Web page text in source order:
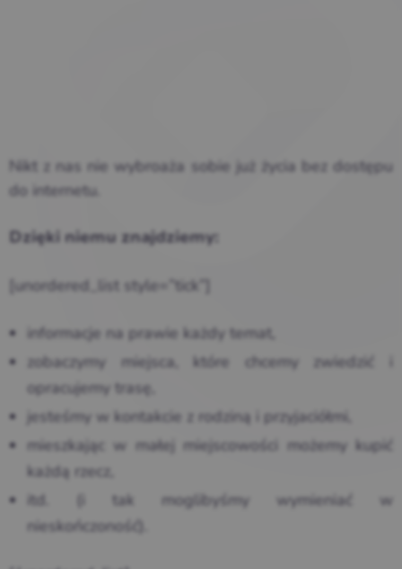
Nikt z nas nie wybroaża sobie już życia bez dostępu
do internetu.
Dzięki niemu znajdziemy:
[unordered_list style=”tick”]
informacje na prawie każdy temat,
zobaczymy miejsca, które chcemy zwiedzić i
opracujemy trasę,
jesteśmy w kontakcie z rodziną i przyjaciółmi,
mieszkając w małej miejscowości możemy kupić
każdą rzecz,
itd. (i tak moglibyśmy wymieniać w
nieskończoność).